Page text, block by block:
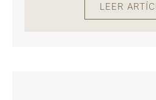
LEER